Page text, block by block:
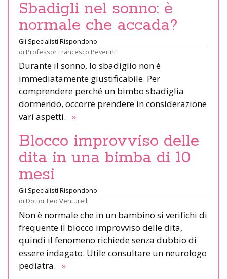
Sbadigli nel sonno: è
normale che accada?
Gli Specialisti Rispondono
di Professor Francesco Peverini
Durante il sonno, lo sbadiglio non è
immediatamente giustificabile. Per
comprendere perché un bimbo sbadiglia
dormendo, occorre prendere in considerazione
vari aspetti. »
Blocco improvviso delle
dita in una bimba di 10
mesi
Gli Specialisti Rispondono
di Dottor Leo Venturelli
Non è normale che in un bambino si verifichi di
frequente il blocco improvviso delle dita,
quindi il fenomeno richiede senza dubbio di
essere indagato. Utile consultare un neurologo
pediatra. »